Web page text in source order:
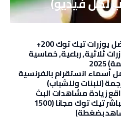
أفضل يوزرات تيك توك 200+
ثلاثية, رباعية, خماسية
2025
أسماء انستقرام بالفرنسية
(للبنات وللشباب)
زيادة مشاهدات البث
المباشر تيك توك مجانا (1500
بضغطة)